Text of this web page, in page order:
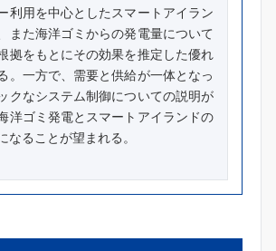
利用を中心としたスマートアイラン
また海洋ゴミからの発電量について
拠をもとにその効果を推定した優れ
。一方で、需要と供給が一体となっ
クなシステム制御についての説明が
洋ゴミ発電とスマートアイランドの
なることが望まれる。